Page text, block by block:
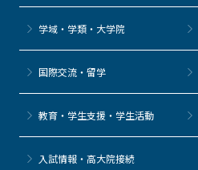
学域・学類・大学院
国際交流・留学
教育・学生支援・学生活動
⼊試情報・高大院接続